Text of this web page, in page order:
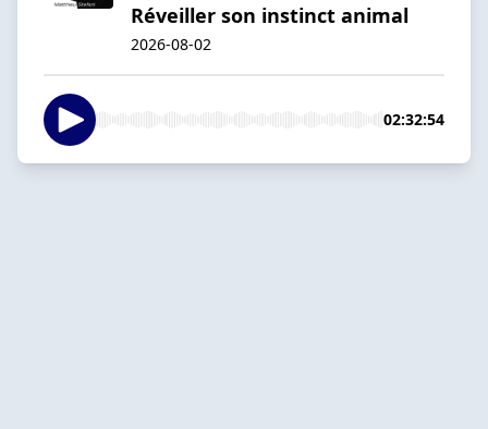
Réveiller son instinct animal
2026-08-02
02:32:54